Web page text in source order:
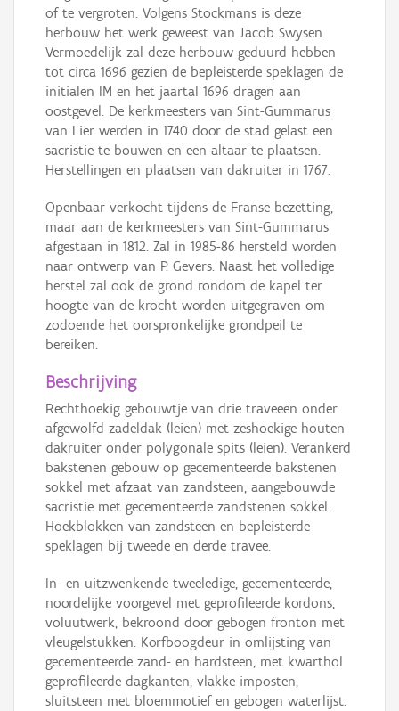
of te vergroten. Volgens Stockmans is deze
herbouw het werk geweest van Jacob Swysen.
Vermoedelijk zal deze herbouw geduurd hebben
tot circa 1696 gezien de bepleisterde speklagen de
initialen IM en het jaartal 1696 dragen aan
oostgevel. De kerkmeesters van Sint-Gummarus
van Lier werden in 1740 door de stad gelast een
sacristie te bouwen en een altaar te plaatsen.
Herstellingen en plaatsen van dakruiter in 1767.
Openbaar verkocht tijdens de Franse bezetting,
maar aan de kerkmeesters van Sint-Gummarus
afgestaan in 1812. Zal in 1985-86 hersteld worden
naar ontwerp van P. Gevers. Naast het volledige
herstel zal ook de grond rondom de kapel ter
hoogte van de krocht worden uitgegraven om
zodoende het oorspronkelijke grondpeil te
bereiken.
Beschrijving
Rechthoekig gebouwtje van drie traveeën onder
afgewolfd zadeldak (leien) met zeshoekige houten
dakruiter onder polygonale spits (leien). Verankerd
bakstenen gebouw op gecementeerde bakstenen
sokkel met afzaat van zandsteen, aangebouwde
sacristie met gecementeerde zandstenen sokkel.
Hoekblokken van zandsteen en bepleisterde
speklagen bij tweede en derde travee.
In- en uitzwenkende tweeledige, gecementeerde,
noordelijke voorgevel met geprofileerde kordons,
voluutwerk, bekroond door gebogen fronton met
vleugelstukken. Korfboogdeur in omlijsting van
gecementeerde zand- en hardsteen, met kwarthol
geprofileerde dagkanten, vlakke imposten,
sluitsteen met bloemmotief en gebogen waterlijst.